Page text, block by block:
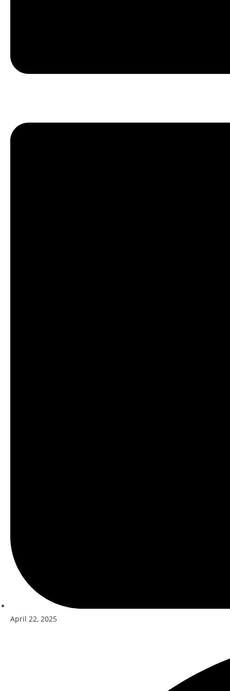
April 22, 2025